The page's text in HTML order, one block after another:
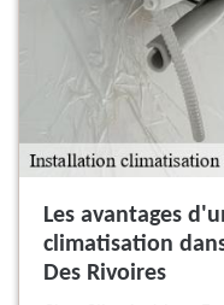
Les avantages
climatisation
Des Rivoires